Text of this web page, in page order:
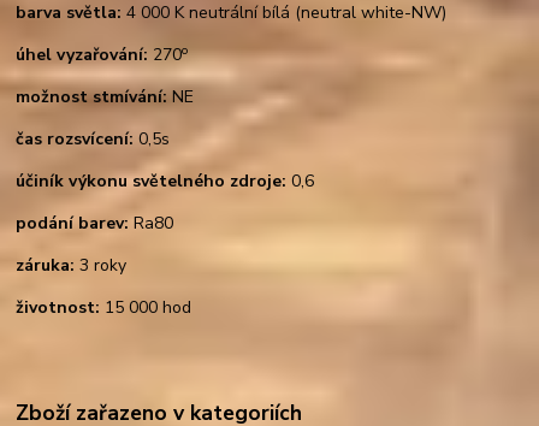
barva světla: 4 000 K neutrální bílá (neutral white-NW)
úhel vyzařování: 270o
možnost stmívání: NE
čas rozsvícení: 0,5s
účiník výkonu světelného zdroje: 0,6
podání barev: Ra80
záruka: 3 roky
životnost: 15 000 hod
Zboží zařazeno v kategoriích